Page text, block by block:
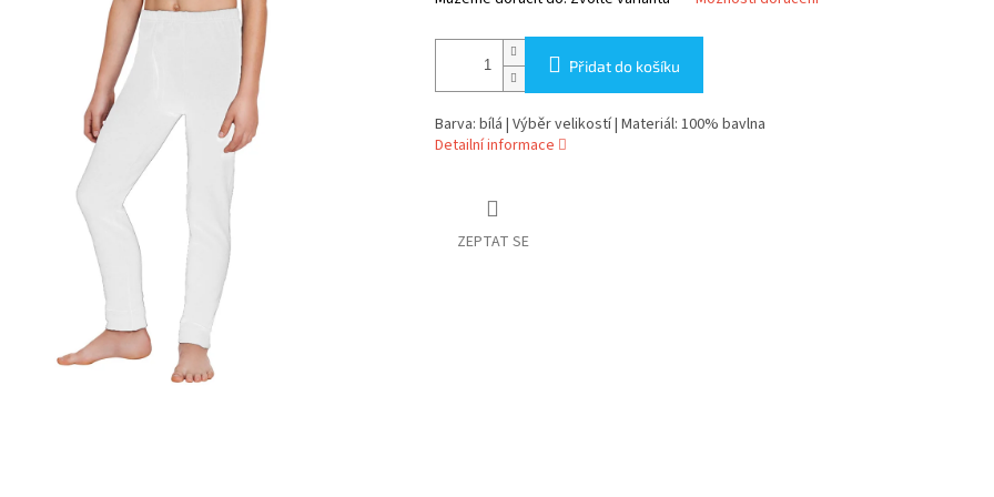
Přidat do košíku
Barva: bílá | Výběr velikostí | Materiál: 100% bavlna
Detailní informace
ZEPTAT SE